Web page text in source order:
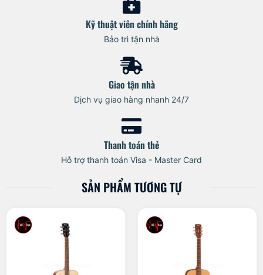
Kỹ thuật viên chính hãng
Bảo trì tận nhà
Giao tận nhà
Dịch vụ giao hàng nhanh 24/7
Thanh toán thẻ
Hỗ trợ thanh toán Visa - Master Card
SẢN PHẨM TƯƠNG TỰ